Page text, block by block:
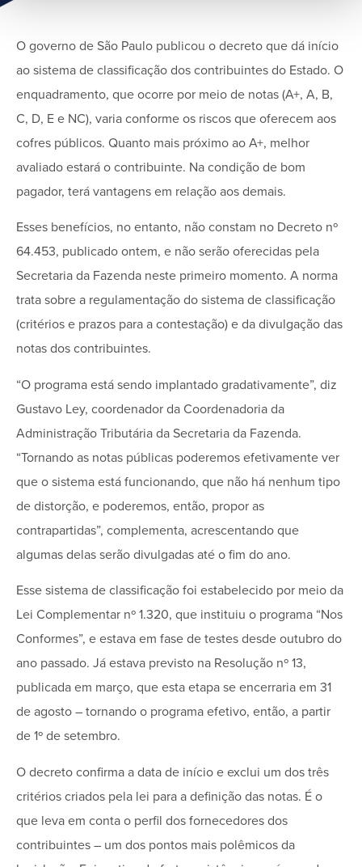
O governo de São Paulo publicou o decreto que dá início
ao sistema de classificação dos contribuintes do Estado. O
enquadramento, que ocorre por meio de notas (A+, A, B,
C, D, E e NC), varia conforme os riscos que oferecem aos
cofres públicos. Quanto mais próximo ao A+, melhor
avaliado estará o contribuinte. Na condição de bom
pagador, terá vantagens em relação aos demais.
Esses benefícios, no entanto, não constam no Decreto nº
64.453, publicado ontem, e não serão oferecidas pela
Secretaria da Fazenda neste primeiro momento. A norma
trata sobre a regulamentação do sistema de classificação
(critérios e prazos para a contestação) e da divulgação das
notas dos contribuintes.
“O programa está sendo implantado gradativamente”, diz
Gustavo Ley, coordenador da Coordenadoria da
Administração Tributária da Secretaria da Fazenda.
“Tornando as notas públicas poderemos efetivamente ver
que o sistema está funcionando, que não há nenhum tipo
de distorção, e poderemos, então, propor as
contrapartidas”, complementa, acrescentando que
algumas delas serão divulgadas até o fim do ano.
Esse sistema de classificação foi estabelecido por meio da
Lei Complementar nº 1.320, que instituiu o programa “Nos
Conformes”, e estava em fase de testes desde outubro do
ano passado. Já estava previsto na Resolução nº 13,
publicada em março, que esta etapa se encerraria em 31
de agosto – tornando o programa efetivo, então, a partir
de 1º de setembro.
O decreto confirma a data de início e exclui um dos três
critérios criados pela lei para a definição das notas. É o
que leva em conta o perfil dos fornecedores dos
contribuintes – um dos pontos mais polêmicos da